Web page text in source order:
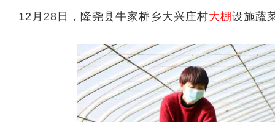
12月28日，隆尧县牛家桥乡大兴庄村大棚设施蔬